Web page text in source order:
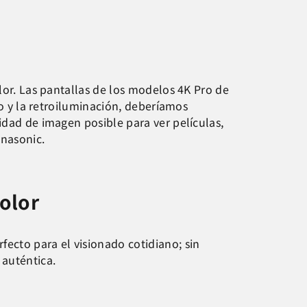
Las pantallas de los modelos 4K Pro de
y la retroiluminación, deberíamos
de imagen posible para ver películas,
para el visionado cotidiano; sin